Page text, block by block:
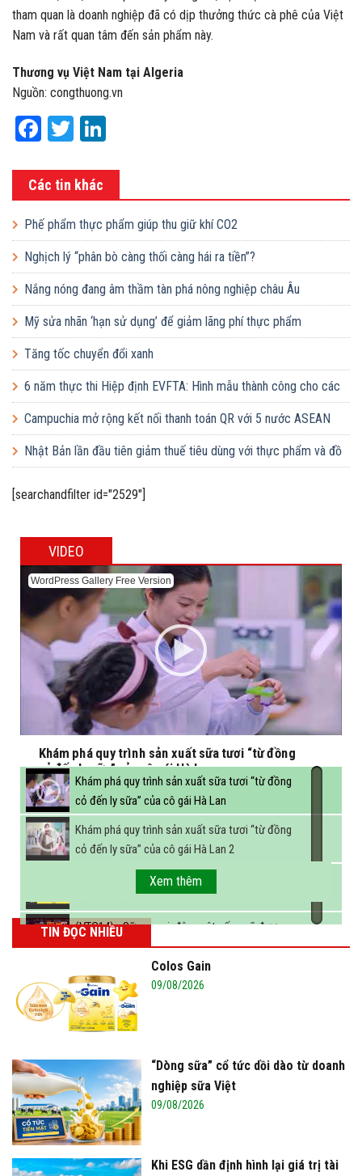
tham quan là doanh nghiệp đã có dịp thưởng thức cà phê của Việt
Nam và rất quan tâm đến sản phẩm này.
Thương vụ Việt Nam tại Algeria
Nguồn: congthuong.vn
Facebook
Twitter
Các tin khác
Phế phẩm thực phẩm giúp thu giữ khí CO2
Nghịch lý “phân bò càng thối càng hái ra tiền”?
Nắng nóng đang âm thầm tàn phá nông nghiệp châu Âu
Mỹ sửa nhãn ‘hạn sử dụng’ để giảm lãng phí thực phẩm
Tăng tốc chuyển đổi xanh
6 năm thực thi Hiệp định EVFTA: Hình mẫu thành công cho các
khuôn khổ hợp tác quốc tế
Campuchia mở rộng kết nối thanh toán QR với 5 nước ASEAN
Nhật Bản lần đầu tiên giảm thuế tiêu dùng với thực phẩm và đồ
[searchandfilter id="2529"]
VIDEO
WordPress Gallery Free Version
Khám phá quy trình sản xuất sữa tươi “từ đồng
cỏ đến ly sữa” của cô gái Hà Lan
Khám phá quy trình sản xuất sữa tươi “từ đồng
cỏ đến ly sữa” của cô gái Hà Lan
Khám phá quy trình sản xuất sữa tươi “từ đồng
cỏ đến ly sữa” của cô gái Hà Lan 2
FBNC - Ngành sữa hướng tới mục tiêu 3,4 tỷ lít
sữa vào năm 2025
(VTC14) - Sữa ngoại, động vật sống sẽ được
miễn thuế nhập khẩu
Xem thêm
TIN ĐỌC NHIỀU
Colos Gain
09/08/2026
“Dòng sữa” cổ tức dồi dào từ doanh
nghiệp sữa Việt
09/08/2026
Khi ESG dần định hình lại giá trị tài